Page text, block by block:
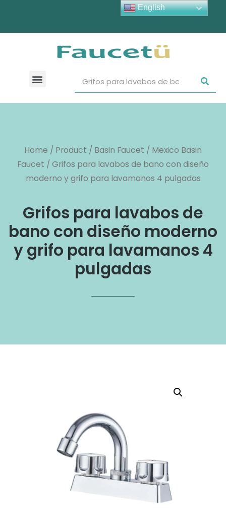
Home / Product / Basin Faucet / Mexico Basin
Faucet / Grifos para lavabos de bano con diseño
moderno y grifo para lavamanos 4 pulgadas
Grifos para lavabos de
bano con diseño moderno
y grifo para lavamanos 4
pulgadas
English